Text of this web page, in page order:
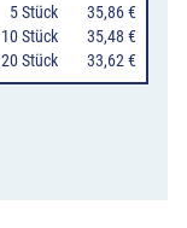
5 Stück
35,86 €
10 Stück
35,48 €
20 Stück
33,62 €